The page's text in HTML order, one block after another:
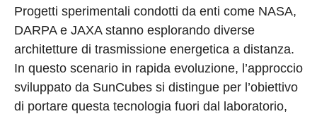
Progetti sperimentali condotti da enti come NASA,
DARPA e JAXA stanno esplorando diverse
architetture di trasmissione energetica a distanza.
In questo scenario in rapida evoluzione, l’approccio
sviluppato da SunCubes si distingue per l’obiettivo
di portare questa tecnologia fuori dal laboratorio,